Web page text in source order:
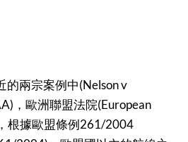
的兩宗案例中(Nelson v
，歐洲聯盟法院(European
根據歐盟條例261/2004